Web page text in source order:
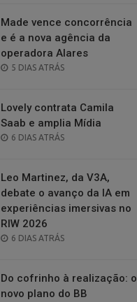
Made vence concorrência
e é a nova agência da
operadora Alares
POSTED
5 DIAS ATRÁS
Lovely contrata Camila
Saab e amplia Mídia
POSTED
6 DIAS ATRÁS
Leo Martinez, da V3A,
debate o avanço da IA em
experiências imersivas no
RIW 2026
POSTED
6 DIAS ATRÁS
Do cofrinho à realização: o
novo plano do BB